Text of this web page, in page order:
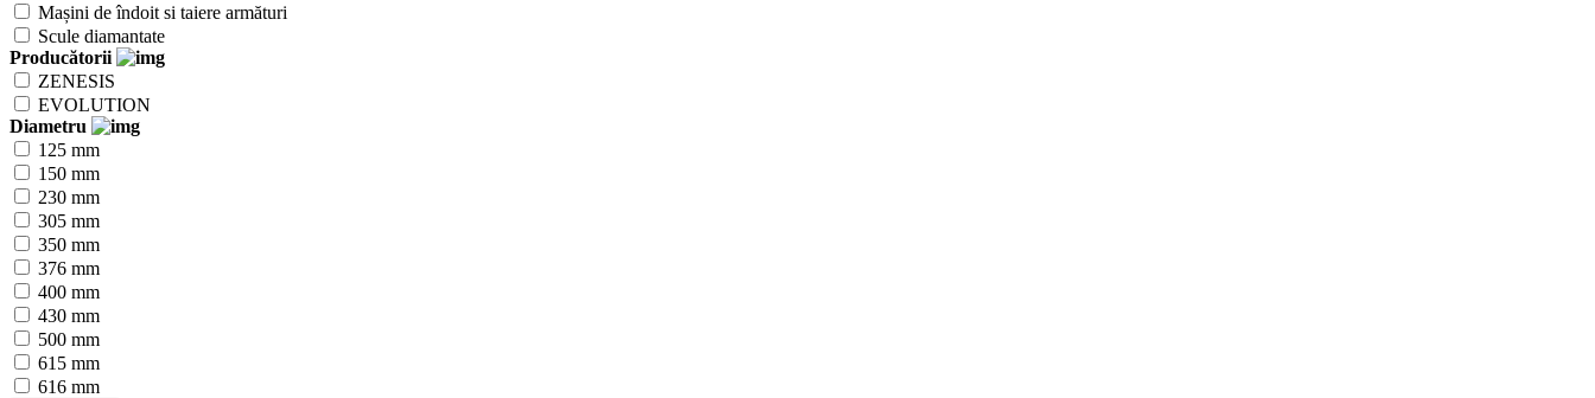
Mașini de îndoit si taiere armături
Scule diamantate
Producătorii
ZENESIS
EVOLUTION
Diametru
125 mm
150 mm
230 mm
305 mm
350 mm
376 mm
400 mm
430 mm
500 mm
615 mm
616 mm